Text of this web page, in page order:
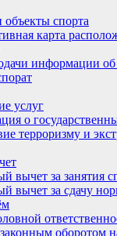
спорта
карта
информации об
услуг
о
терроризму и
вычет за занятия
вычет за сдачу
оборотом